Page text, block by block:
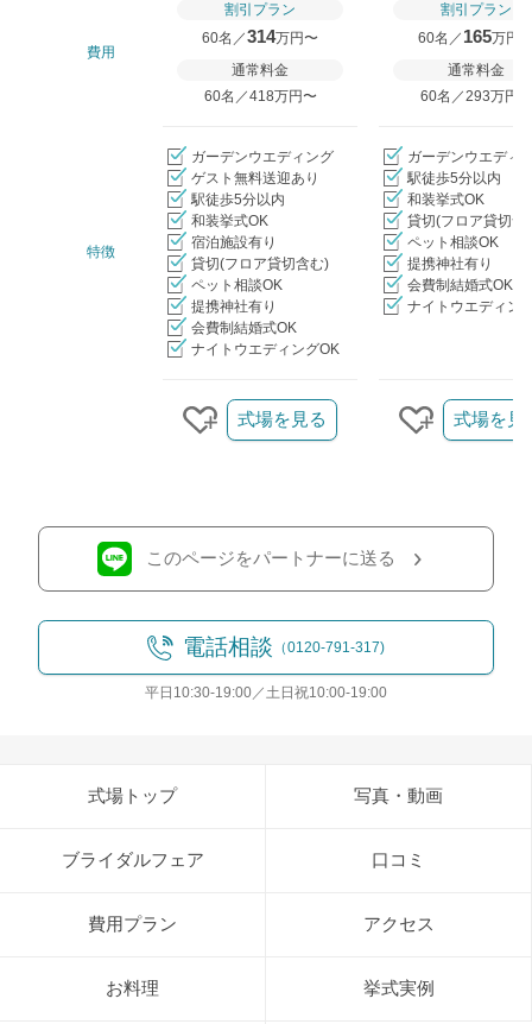
費用
割引プラン
60名／314万円〜
通常料金
60名／418万円〜
割引プラン
60名／ 165万円
通常料金
60名／293万円〜
特徴
ガーデンウエディング
ゲスト無料送迎あり
駅徒歩5分以内
和装挙式OK
宿泊施設有り
貸切(フロア貸切含む)
ペット相談OK
提携神社有り
会費制結婚式OK
ナイトウエディングOK
ガーデンウエディ
駅徒歩5分以内
和装挙式OK
貸切(フロア貸切含
ペット相談OK
提携神社有り
会費制結婚式OK
ナイトウエディン
クリップする
式場を見る
クリップす
式場を見
このページをパートナーに送る
電話相談 （0120-791-317)
平日10:30-19:00／土日祝10:00-19:00
式場トップ 写真・動画
ブライダルフェア 口コミ
費用プラン アクセス
お料理 挙式実例